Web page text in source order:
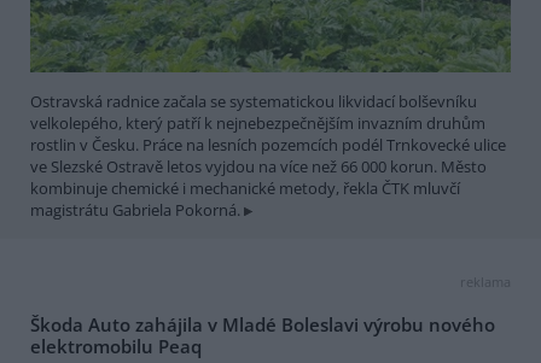
Ostravská radnice začala se systematickou likvidací bolševníku
velkolepého, který patří k nejnebezpečnějším invazním druhům
rostlin v Česku. Práce na lesních pozemcích podél Trnkovecké ulice
ve Slezské Ostravě letos vyjdou na více než 66 000 korun. Město
kombinuje chemické i mechanické metody, řekla ČTK mluvčí
magistrátu Gabriela Pokorná.
reklama
Škoda Auto zahájila v Mladé Boleslavi výrobu nového
elektromobilu Peaq